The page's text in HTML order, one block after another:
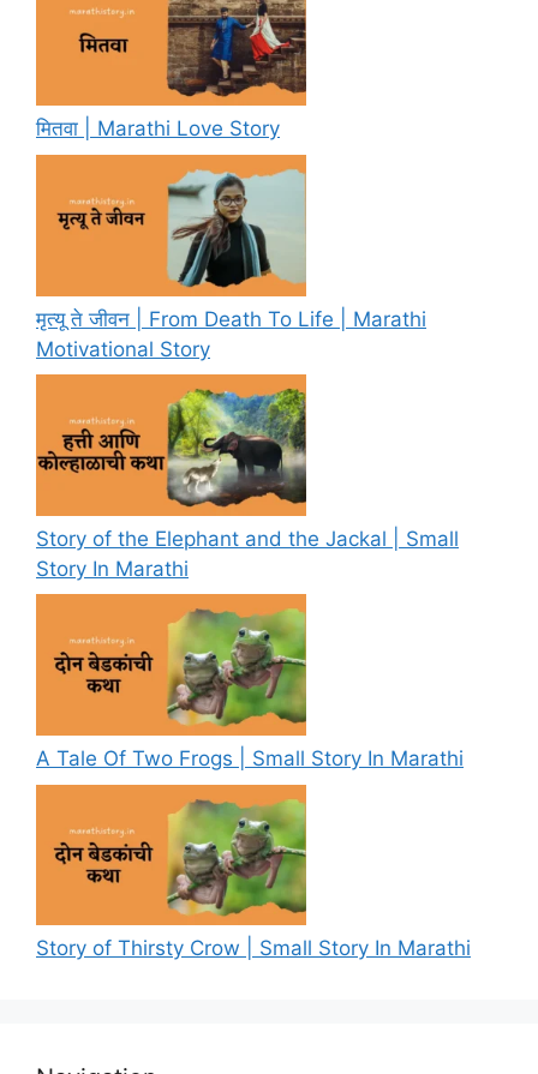
मितवा | Marathi Love Story
मृत्यू ते जीवन | From Death To Life | Marathi
Motivational Story
Story of the Elephant and the Jackal | Small
Story In Marathi
A Tale Of Two Frogs | Small Story In Marathi
Story of Thirsty Crow | Small Story In Marathi